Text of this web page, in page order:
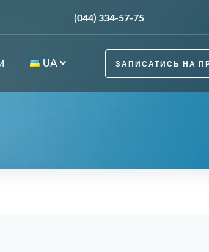
(044) 334-57-75
UA ЗАПИСАТИСЬ НА